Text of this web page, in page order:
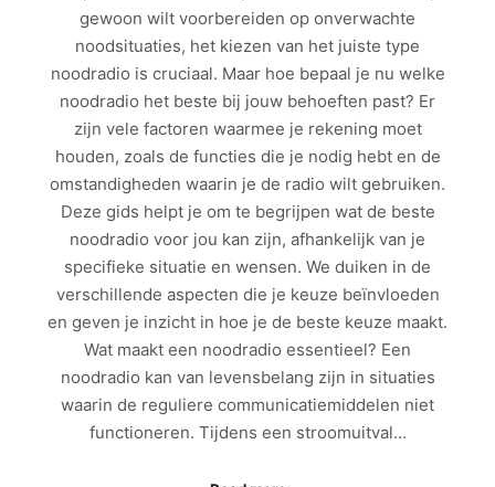
gewoon wilt voorbereiden op onverwachte
noodsituaties, het kiezen van het juiste type
noodradio is cruciaal. Maar hoe bepaal je nu welke
noodradio het beste bij jouw behoeften past? Er
zijn vele factoren waarmee je rekening moet
houden, zoals de functies die je nodig hebt en de
omstandigheden waarin je de radio wilt gebruiken.
Deze gids helpt je om te begrijpen wat de beste
noodradio voor jou kan zijn, afhankelijk van je
specifieke situatie en wensen. We duiken in de
verschillende aspecten die je keuze beïnvloeden
en geven je inzicht in hoe je de beste keuze maakt.
Wat maakt een noodradio essentieel? Een
noodradio kan van levensbelang zijn in situaties
waarin de reguliere communicatiemiddelen niet
functioneren. Tijdens een stroomuitval…